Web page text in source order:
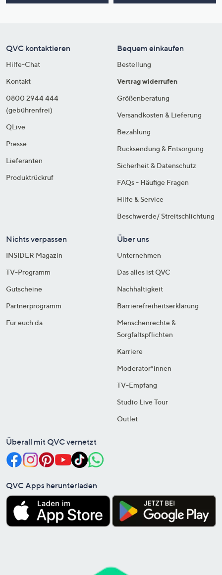
QVC kontaktieren
Hilfe-Chat
Kontakt
0800 2944 444
(gebührenfrei)
QLive
Presse
Lieferanten
Produktrückruf
Bequem einkaufen
Bestellung
Vertrag widerrufen
Größenberatung
Versandkosten & Lieferung
Bezahlung
Rücksendung & Entsorgung
Sicherheit & Datenschutz
FAQs - Häufige Fragen
Hilfe & Service
Beschwerde/ Streitschlichtung
Nichts verpassen
INSIDER Magazin
TV-Programm
Gutscheine
Partnerprogramm
Für euch da
Über uns
Unternehmen
Das alles ist QVC
Nachhaltigkeit
Barrierefreiheitserklärung
Menschenrechte &
Sorgfaltspflichten
Karriere
Moderator*innen
TV-Empfang
Studio Live Tour
Outlet
Überall mit QVC vernetzt
QVC Apps herunterladen